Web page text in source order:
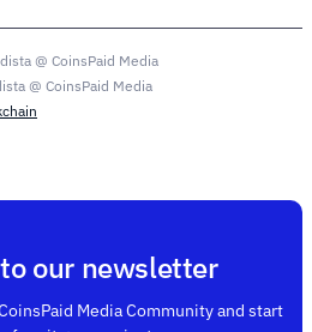
@ CoinsPaid Media
@ CoinsPaid Media
our newsletter
Media Community and start